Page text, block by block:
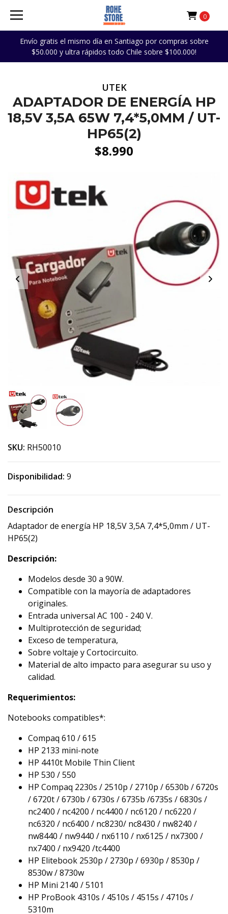
Envío gratis el mismo día en Santiago por compras sobre
$50.000 y ultra rápidos todo Chile sobre $100.000!
0
UTEK
ADAPTADOR DE ENERGÍA HP
18,5V 3,5A 65W 7,4*5,0MM / UT-
HP65(2)
$8.990
SKU: RH50010
Disponibilidad: 9
Descripción
Adaptador de energía HP 18,5V 3,5A 7,4*5,0mm / UT-
HP65(2)
Descripción:
Modelos desde 30 a 90W.
Compatible con la mayoría de adaptadores
originales.
Entrada universal AC 100 - 240 V.
Multiprotección de seguridad;
Exceso de temperatura,
Sobre voltaje y Cortocircuito.
Material de alto impacto para asegurar su uso y
calidad.
Requerimientos:
Notebooks compatibles*:
Compaq 610 / 615
HP 2133 mini-note
HP 4410t Mobile Thin Client
HP 530 / 550
HP Compaq 2230s / 2510p / 2710p / 6530b / 6720s
/ 6720t / 6730b / 6730s / 6735b /6735s / 6830s /
nc2400 / nc4200 / nc4400 / nc6120 / nc6220 /
nc6320 / nc6400 / nc8230/ nc8430 / nw8240 /
nw8440 / nw9440 / nx6110 / nx6125 / nx7300 /
nx7400 / nx9420 /tc4400
HP Elitebook 2530p / 2730p / 6930p / 8530p /
8530w / 8730w
HP Mini 2140 / 5101
HP ProBook 4310s / 4510s / 4515s / 4710s /
5310m